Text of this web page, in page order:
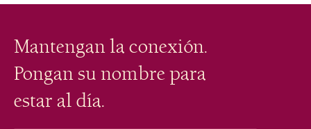
Mantengan la conexión.
Pongan su nombre para
estar al día.